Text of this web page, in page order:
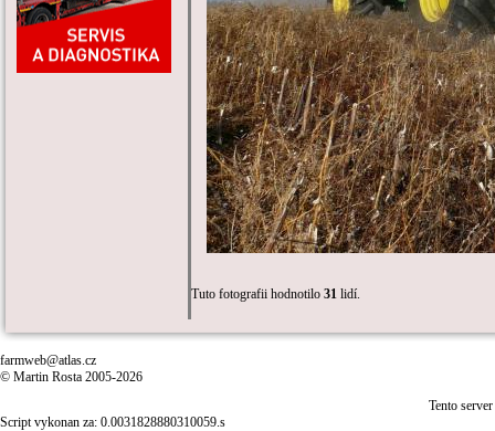
Tuto fotografii hodnotilo 31 lidí.
farmweb@atlas.cz
© Martin Rosta 2005-2026
Tento
Script vykonan za: 0.0031828880310059.s